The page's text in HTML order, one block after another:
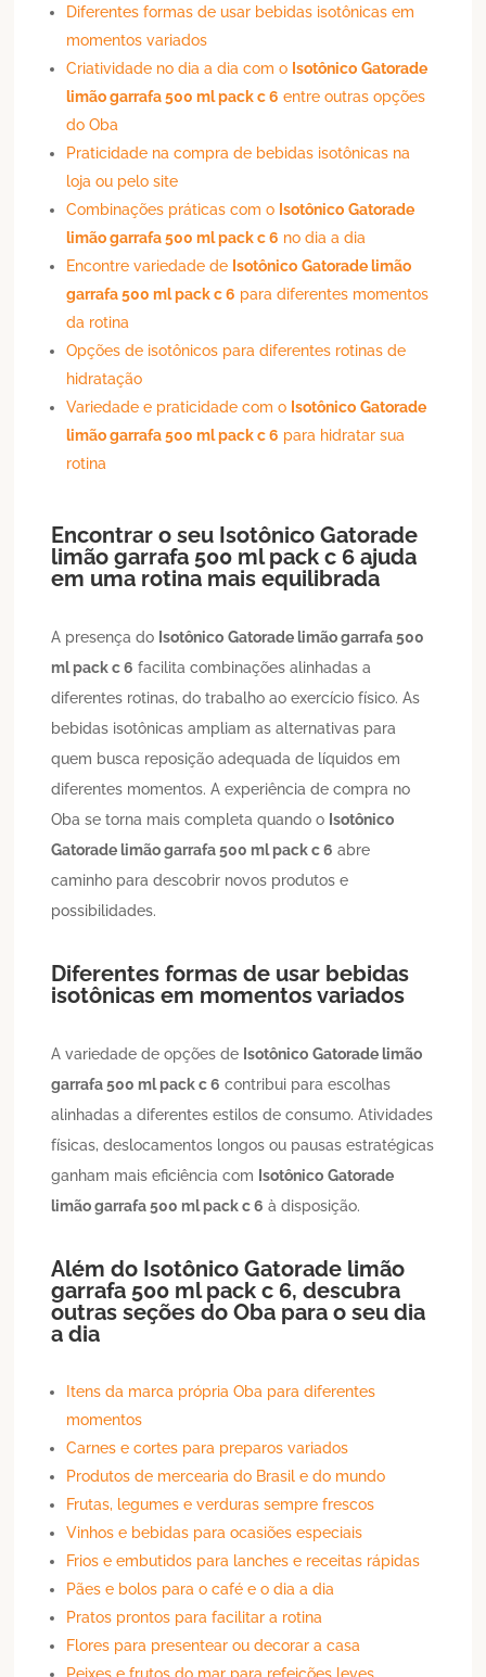
Diferentes formas de usar bebidas isotônicas em
momentos variados
Criatividade no dia a dia com o Isotônico Gatorade
limão garrafa 500 ml pack c 6 entre outras opções
do Oba
Praticidade na compra de bebidas isotônicas na
loja ou pelo site
Combinações práticas com o Isotônico Gatorade
limão garrafa 500 ml pack c 6 no dia a dia
Encontre variedade de Isotônico Gatorade limão
garrafa 500 ml pack c 6 para diferentes momentos
da rotina
Opções de isotônicos para diferentes rotinas de
hidratação
Variedade e praticidade com o Isotônico Gatorade
limão garrafa 500 ml pack c 6 para hidratar sua
rotina
Encontrar o seu Isotônico Gatorade
limão garrafa 500 ml pack c 6 ajuda
em uma rotina mais equilibrada
A presença do Isotônico Gatorade limão garrafa 500
ml pack c 6 facilita combinações alinhadas a
diferentes rotinas, do trabalho ao exercício físico. As
bebidas isotônicas ampliam as alternativas para
quem busca reposição adequada de líquidos em
diferentes momentos. A experiência de compra no
Oba se torna mais completa quando o Isotônico
Gatorade limão garrafa 500 ml pack c 6 abre
caminho para descobrir novos produtos e
possibilidades.
Diferentes formas de usar bebidas
isotônicas em momentos variados
A variedade de opções de Isotônico Gatorade limão
garrafa 500 ml pack c 6 contribui para escolhas
alinhadas a diferentes estilos de consumo. Atividades
físicas, deslocamentos longos ou pausas estratégicas
ganham mais eficiência com Isotônico Gatorade
limão garrafa 500 ml pack c 6 à disposição.
Além do Isotônico Gatorade limão
garrafa 500 ml pack c 6, descubra
outras seções do Oba para o seu dia
a dia
Itens da marca própria Oba para diferentes
momentos
Carnes e cortes para preparos variados
Produtos de mercearia do Brasil e do mundo
Frutas, legumes e verduras sempre frescos
Vinhos e bebidas para ocasiões especiais
Frios e embutidos para lanches e receitas rápidas
Pães e bolos para o café e o dia a dia
Pratos prontos para facilitar a rotina
Flores para presentear ou decorar a casa